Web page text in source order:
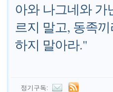
아와 나그네와 가
르지 말고, 동족
하지 말아라."
정기구독: